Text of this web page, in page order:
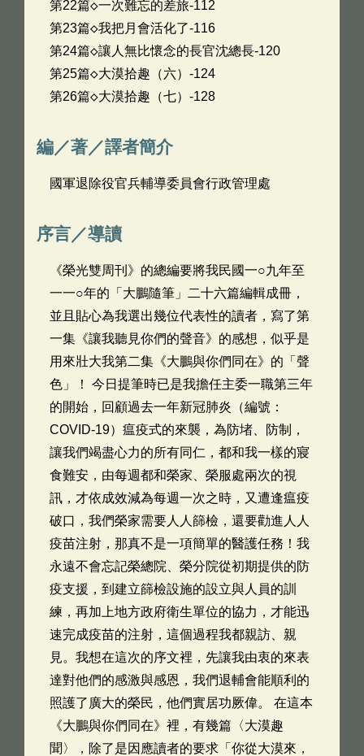
第22篇◇一次難忘的差旅-112
第23篇◇我把月會活化了-116
第24篇◇讓人無比懷念的長官沈總長-120
第25篇◇大漠拾趣（六）-124
第26篇◇大漠拾趣（七）-128
編／著／譯者簡介
國軍退除役官兵輔導委員會行政管理處
序言／導讀
《榮光雙周刊》的總編要將我民國一○九年至
一一○年的「大鵬隨筆」二十六篇編輯成冊，
並且貼心為我選出幾位代表性的讀者，寫了第
一集《讓我聽見你們的聲音》的感想，似乎是
用來壯大我第二集《大鵬與你們同在》的「聲
色」！ 今日提筆時已是我擔任主委一職第三年
的開始，回顧過去一年新冠肺炎（編號：
COVID-19）瘟疫式的來襲，為防堵、防制，
讓我們竭盡心力的所有同仁，都和我一樣的寢
食難安，由每週都和榮家、榮服處兩次的視
訊，才依成效減為每週一次之時，又遭逢瘟疫
破口，我們榮家需要人人篩檢，還要勸進人人
疫苗注射，那真不是一項簡單的醫護任務！我
永遠不會忘記榮總院、榮分院從初期提供的防
疫支援，到建立篩檢設施的設立與人員的訓
練，再加上地方政府衛生單位的協力，才能迅
速完成疫苗的注射，這個過程我都親訪、親
見。我想在這次的序文裡，先讓我由衷的來表
達對他們的感激與感恩，我們退輔會能順利的
照護了廣大的榮民，他們實居功厥偉。 在這本
《大鵬與你們同在》裡，有幾篇〈大漠趣
聞〉，除了是因應讀者的要求「你從大漠來，